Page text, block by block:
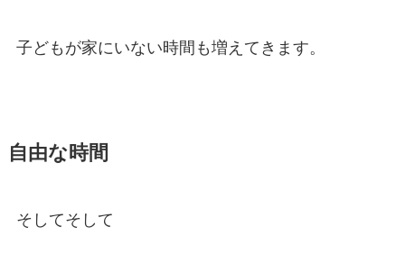
子どもが家にいない時間も増えてきます。
自由な時間
そしてそして